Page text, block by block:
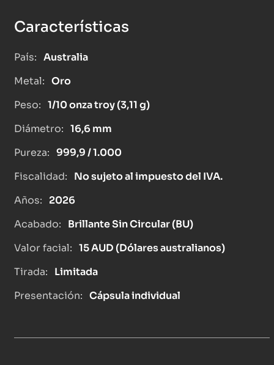
Características
País: Australia
Metal: Oro
Peso: 1/10 onza troy (3,11 g)
Diámetro: 16,6 mm
Pureza: 999,9 / 1.000
Fiscalidad:
No sujeto al impuesto del IVA.
Años:
2026
Acabado:
Brillante Sin Circular (BU)
Valor facial: 15 AUD (Dólares australianos)
Tirada:
Limitada
Presentación: Cápsula individual